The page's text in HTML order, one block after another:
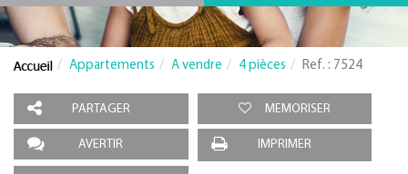
Appartements A vendre 4 pièces Ref. : 7524
PARTAGER MEMORISER
AVERTIR IMPRIMER